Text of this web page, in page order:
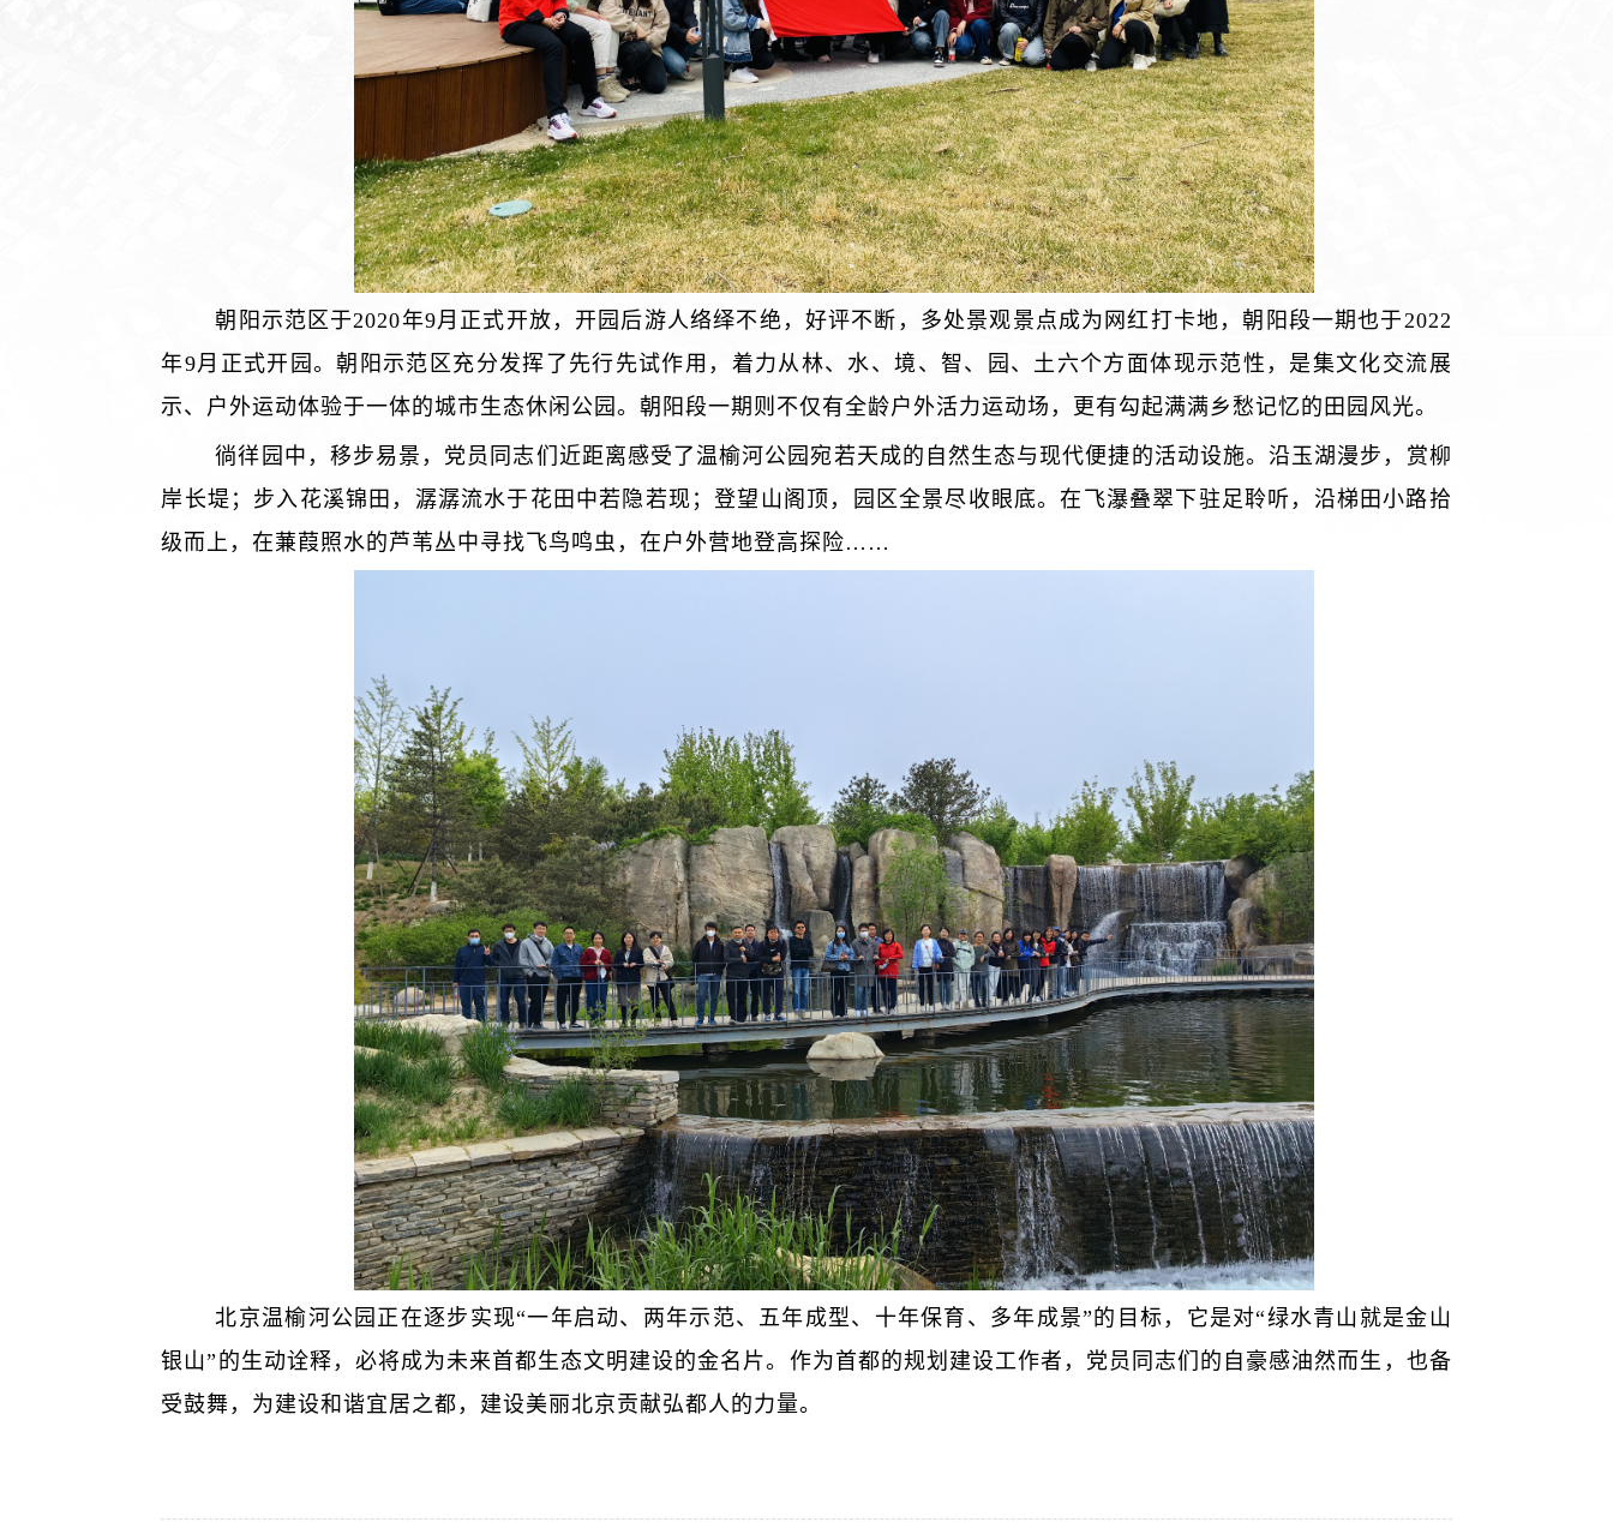
朝阳示范区于2020年9月正式开放，开园后游人络绎不绝，好评不断，多处景观景点成为网红打卡地，朝阳段一期也于2022
年9月正式开园。朝阳示范区充分发挥了先行先试作用，着力从林、水、境、智、园、土六个方面体现示范性，是集文化交流展
示、户外运动体验于一体的城市生态休闲公园。朝阳段一期则不仅有全龄户外活力运动场，更有勾起满满乡 愁记忆的田园风光。
徜徉园中，移步易景，党员同志们近距离感受了温榆河公园宛若天成的自然生态与现代便捷的活动设施。沿玉湖漫步，赏柳
岸长堤；步入花溪锦田，潺潺流水于花田中若隐若现；登望山阁顶，园区全景尽收眼底。在飞瀑叠翠下驻足聆听，沿梯田小路拾
级而上，在蒹葭照水的芦苇丛中寻找飞鸟鸣虫，在户外营地登高探险……
北京温榆河公园正在逐步实现“一年启动、两年示范、五年成型、十年保育、多年成景”的目标，它是对“绿水青山就是金山
银山”的生动诠释，必将成为未来首都生态文明建设的金名片。作为首都的规划建设工作者，党员同志们的自豪感油然而生，也备
受鼓舞，为建设和谐宜居之都，建设美丽北京贡献弘都人的力量。